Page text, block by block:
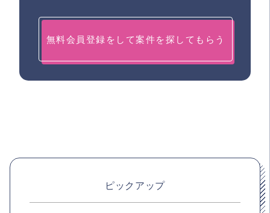
無料会員登録をして案件を探してもらう
ピックアップ